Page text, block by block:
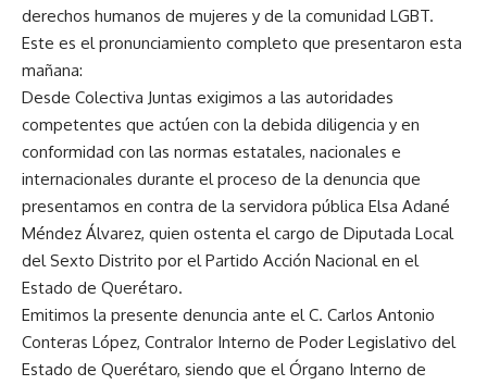
derechos humanos de mujeres y de la comunidad LGBT.
Este es el pronunciamiento completo que presentaron esta
mañana:
Desde Colectiva Juntas exigimos a las autoridades
competentes que actúen con la debida diligencia y en
conformidad con las normas estatales, nacionales e
internacionales durante el proceso de la denuncia que
presentamos en contra de la servidora pública Elsa Adané
Méndez Álvarez, quien ostenta el cargo de Diputada Local
del Sexto Distrito por el Partido Acción Nacional en el
Estado de Querétaro.
Emitimos la presente denuncia ante el C. Carlos Antonio
Conteras López, Contralor Interno de Poder Legislativo del
Estado de Querétaro, siendo que el Órgano Interno de